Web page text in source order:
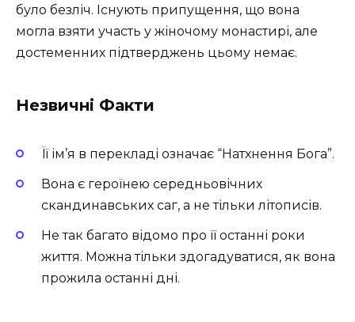
було безліч. Існують припущення, що вона
могла взяти участь у жіночому монастирі, але
достеменних підтверджень цьому немає.
Незвичні Факти
Її ім’я в перекладі означає “Натхнення Бога”.
Вона є героїнею середньовічних
скандинавських саг, а не тільки літописів.
Не так багато відомо про її останні роки
життя. Можна тільки здогадуватися, як вона
прожила останні дні.